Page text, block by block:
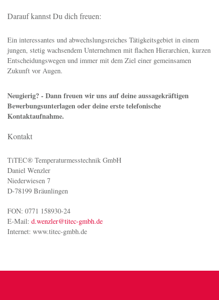
Darauf kannst Du dich freuen:
Ein interessantes und abwechslungsreiches Tätigkeitsgebiet in einem
jungen, stetig wachsendem Unternehmen mit flachen Hierarchien, kurzen
Entscheidungswegen und immer mit dem Ziel einer gemeinsamen
Zukunft vor Augen.
Neugierig? - Dann freuen wir uns auf deine aussagekräftigen
Bewerbungsunterlagen oder deine erste telefonische
Kontaktaufnahme.
Kontakt
TiTEC® Temperaturmesstechnik GmbH
Daniel Wenzler
Niederwiesen 7
D-78199 Bräunlingen
FON: 0771 158930-24
E-Mail: d.wenzler@titec-gmbh.de
Internet: www.titec-gmbh.de